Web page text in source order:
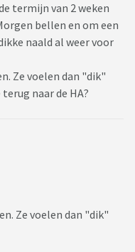
termijn van 2 weken
bellen en om een
naald al weer voor
Ze voelen dan "dik"
naar de HA?
Ze voelen dan "dik"